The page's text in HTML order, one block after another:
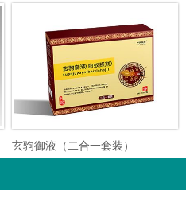
玄驹御液（二合一套装）